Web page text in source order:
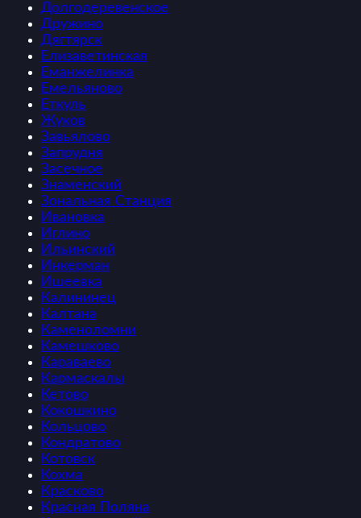
Долгодеревенское
Дружино
Дягтярск
Елизаветинская
Еманжелинка
Емельяново
Еткуль
Жуков
Завьялово
Запрудня
Засечное
Знаменский
Зональная Станция
Ивановка
Иглино
Ильинский
Инкерман
Ишеевка
Калининец
Калтана
Каменоломни
Камешково
Караваево
Кармаскалы
Кетово
Кокошкино
Кольцово
Кондратово
Котовск
Кохма
Красково
Красная Поляна